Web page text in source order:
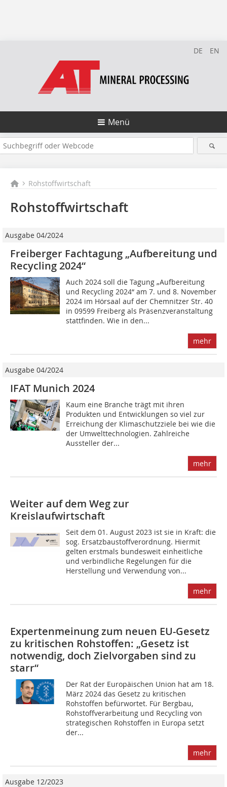
DE EN
Menü
Rohstoffwirtschaft
Rohstoffwirtschaft
Ausgabe 04/2024
Freiberger Fachtagung „Aufbereitung und
Recycling 2024“
Auch 2024 soll die Tagung „Aufbereitung
und Recycling 2024“ am 7. und 8. November
2024 im Hörsaal auf der Chemnitzer Str. 40
in 09599 Freiberg als Präsenzveranstaltung
stattfinden. Wie in den...
mehr
Ausgabe 04/2024
IFAT Munich 2024
Kaum eine Branche trägt mit ihren
Produkten und Entwicklungen so viel zur
Erreichung der Klimaschutzziele bei wie die
der Umwelttechnologien. Zahlreiche
Aussteller der...
mehr
Weiter auf dem Weg zur
Kreislaufwirtschaft
Seit dem 01. August 2023 ist sie in Kraft: die
sog. Ersatzbaustoffverordnung. Hiermit
gelten erstmals bundesweit einheitliche
und verbindliche Regelungen für die
Herstellung und Verwendung von...
mehr
Expertenmeinung zum neuen EU-Gesetz
zu kritischen Rohstoffen: „Gesetz ist
notwendig, doch Zielvorgaben sind zu
starr“
Der Rat der Europäischen Union hat am 18.
März 2024 das Gesetz zu kritischen
Rohstoffen befürwortet. Für Bergbau,
Rohstoffverarbeitung und Recycling von
strategischen Rohstoffen in Europa setzt
der...
mehr
Ausgabe 12/2023